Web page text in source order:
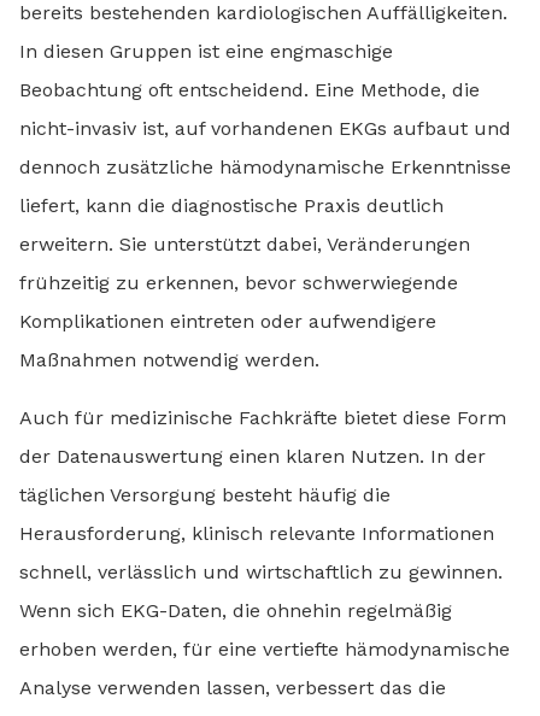
bereits bestehenden kardiologischen Auffälligkeiten.
In diesen Gruppen ist eine engmaschige
Beobachtung oft entscheidend. Eine Methode, die
nicht-invasiv ist, auf vorhandenen EKGs aufbaut und
dennoch zusätzliche hämodynamische Erkenntnisse
liefert, kann die diagnostische Praxis deutlich
erweitern. Sie unterstützt dabei, Veränderungen
frühzeitig zu erkennen, bevor schwerwiegende
Komplikationen eintreten oder aufwendigere
Maßnahmen notwendig werden.
Auch für medizinische Fachkräfte bietet diese Form
der Datenauswertung einen klaren Nutzen. In der
täglichen Versorgung besteht häufig die
Herausforderung, klinisch relevante Informationen
schnell, verlässlich und wirtschaftlich zu gewinnen.
Wenn sich EKG-Daten, die ohnehin regelmäßig
erhoben werden, für eine vertiefte hämodynamische
Analyse verwenden lassen, verbessert das die